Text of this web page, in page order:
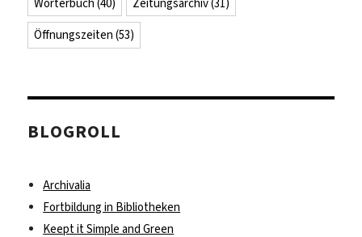
Öffnungszeiten (53)
BLOGROLL
Archivalia
Fortbildung in Bibliotheken
Keept it Simple and Green